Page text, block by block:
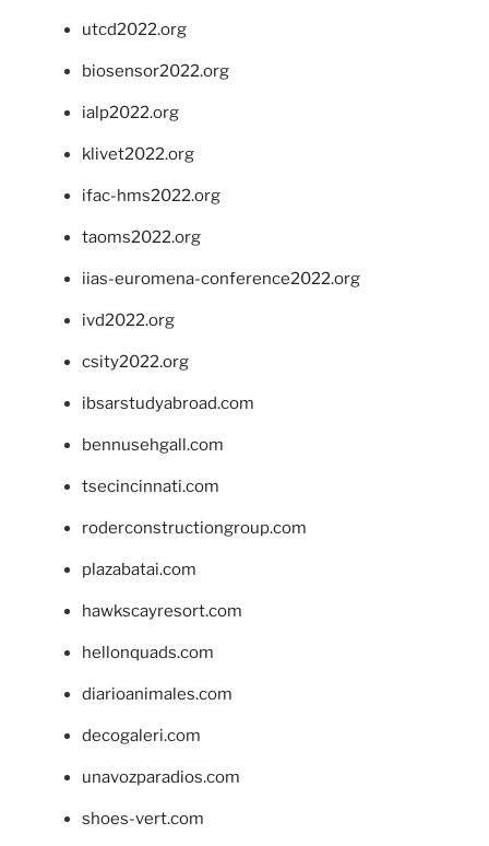
utcd2022.org
biosensor2022.org
ialp2022.org
klivet2022.org
ifac-hms2022.org
taoms2022.org
iias-euromena-conference2022.org
ivd2022.org
csity2022.org
ibsarstudyabroad.com
bennusehgall.com
tsecincinnati.com
roderconstructiongroup.com
plazabatai.com
hawkscayresort.com
hellonquads.com
diarioanimales.com
decogaleri.com
unavozparadios.com
shoes-vert.com